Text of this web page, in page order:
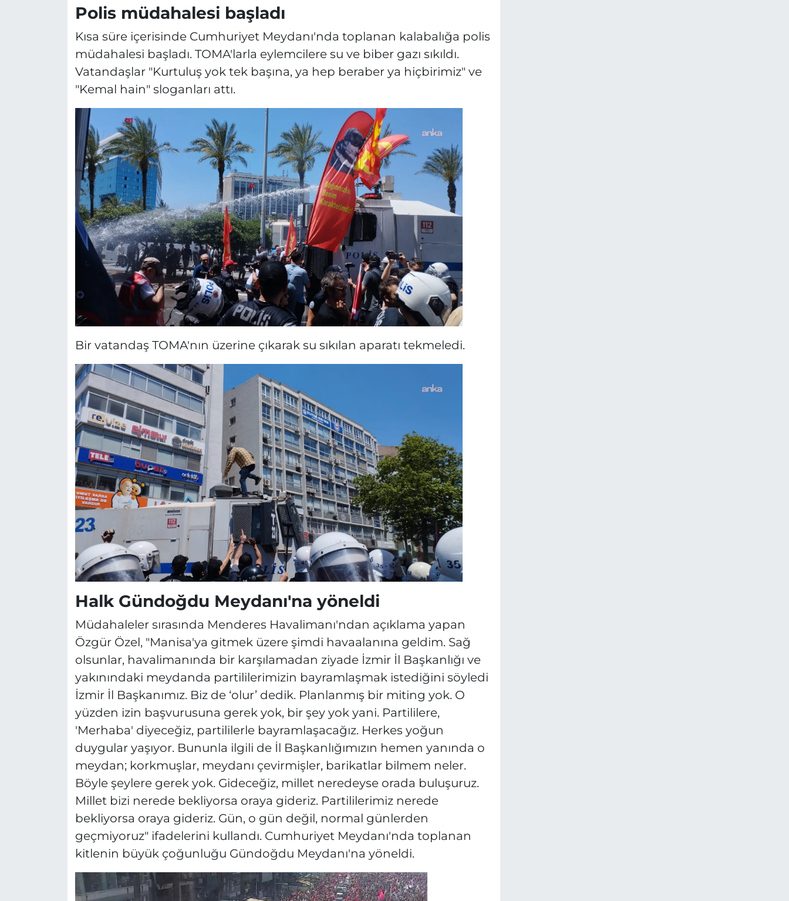
Polis müdahalesi başladı
Kısa süre içerisinde Cumhuriyet Meydanı'nda toplanan kalabalığa polis
müdahalesi başladı. TOMA'larla eylemcilere su ve biber gazı sıkıldı.
Vatandaşlar "Kurtuluş yok tek başına, ya hep beraber ya hiçbirimiz" ve
"Kemal hain" sloganları attı.
Bir vatandaş TOMA'nın üzerine çıkarak su sıkılan aparatı tekmeledi.
Halk Gündoğdu Meydanı'na yöneldi
Müdahaleler sırasında Menderes Havalimanı'ndan açıklama yapan
Özgür Özel, "Manisa'ya gitmek üzere şimdi havaalanına geldim. Sağ
olsunlar, havalimanında bir karşılamadan ziyade İzmir İl Başkanlığı ve
yakınındaki meydanda partililerimizin bayramlaşmak istediğini söyledi
İzmir İl Başkanımız. Biz de ‘olur’ dedik. Planlanmış bir miting yok. O
yüzden izin başvurusuna gerek yok, bir şey yok yani. Partililere,
'Merhaba' diyeceğiz, partililerle bayramlaşacağız. Herkes yoğun
duygular yaşıyor. Bununla ilgili de İl Başkanlığımızın hemen yanında o
meydan; korkmuşlar, meydanı çevirmişler, barikatlar bilmem neler.
Böyle şeylere gerek yok. Gideceğiz, millet neredeyse orada buluşuruz.
Millet bizi nerede bekliyorsa oraya gideriz. Partililerimiz nerede
bekliyorsa oraya gideriz. Gün, o gün değil, normal günlerden
geçmiyoruz" ifadelerini kullandı. Cumhuriyet Meydanı'nda toplanan
kitlenin büyük çoğunluğu Gündoğdu Meydanı'na yöneldi.